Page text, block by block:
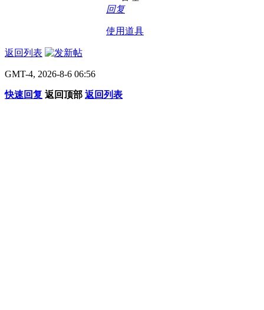
回复
使用道具
返回列表
GMT-4, 2026-8-6 06:56
快速回复 返回顶部 返回列表